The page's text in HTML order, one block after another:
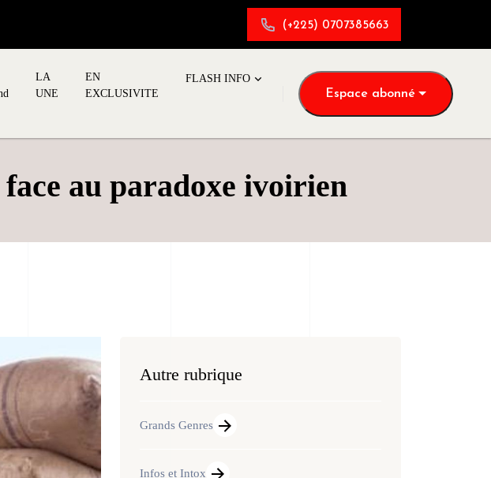
(+225) 0707385663
LA
UNE
EN
EXCLUSIVITE
FLASH INFO
Espace abonné
au paradoxe ivoirien
Autre rubrique
Grands Genres
Infos et Intox